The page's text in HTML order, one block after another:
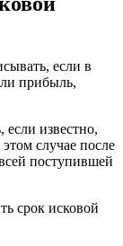
если в
прибыль,
известно,
случае после
поступившей
срок исковой